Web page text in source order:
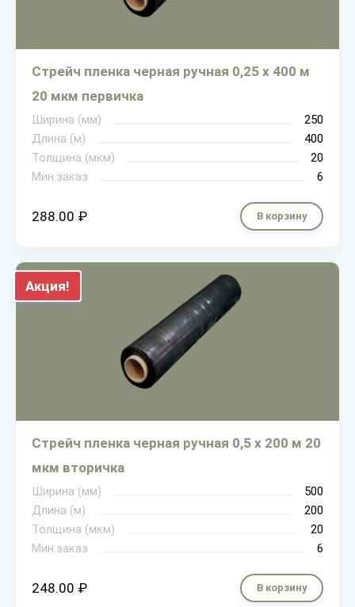
Стрейч пленка черная ручная 0,25 х 400 м
20 мкм первичка
Ширина (мм)
250
Длина (м)
400
Толщина (мкм)
20
Мин.заказ
6
288.00 ₽ В корзину
Акция!
Стрейч пленка черная ручная 0,5 х 200 м 20
мкм вторичка
Ширина (мм)
500
Длина (м)
200
Толщина (мкм)
20
Мин.заказ
6
248.00 ₽ В корзину